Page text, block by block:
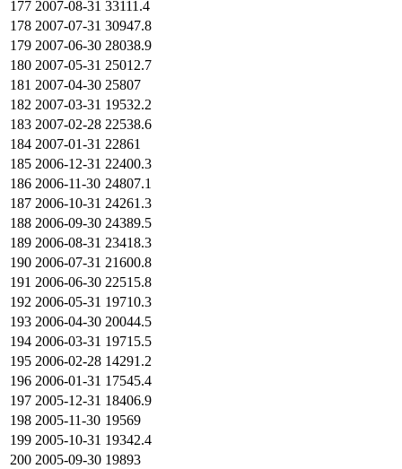
177 2007-08-31 33111.4
178 2007-07-31 30947.8
179 2007-06-30 28038.9
180 2007-05-31 25012.7
181 2007-04-30 25807
182 2007-03-31 19532.2
183 2007-02-28 22538.6
184 2007-01-31 22861
185 2006-12-31 22400.3
186 2006-11-30 24807.1
187 2006-10-31 24261.3
188 2006-09-30 24389.5
189 2006-08-31 23418.3
190 2006-07-31 21600.8
191 2006-06-30 22515.8
192 2006-05-31 19710.3
193 2006-04-30 20044.5
194 2006-03-31 19715.5
195 2006-02-28 14291.2
196 2006-01-31 17545.4
197 2005-12-31 18406.9
198 2005-11-30 19569
199 2005-10-31 19342.4
200 2005-09-30 19893